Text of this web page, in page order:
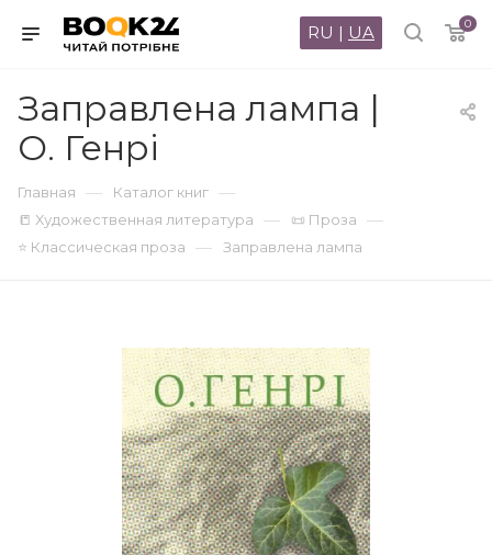
0
RU | UA
Заправлена лампа |
О. Генрі
Главная — Каталог книг —
📒 Художественная литература — 📜 Проза —
⭐ Классическая проза — Заправлена лампа